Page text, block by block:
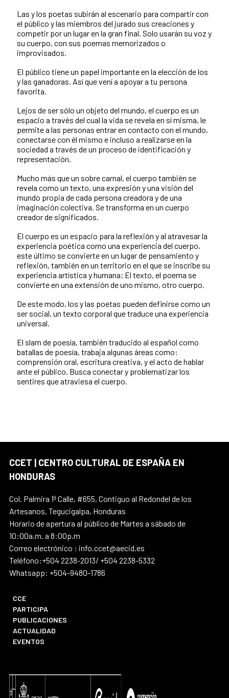
Las y los poetas subirán al escenario para compartir con
el público y las miembros del jurado sus creaciones y
competir por un lugar en la gran final. Solo usarán su voz y
su cuerpo, con sus poemas memorizados o
improvisados.
El público tiene un papel importante en la elección de los
y las ganadoras. Así que vení a apoyar a tu persona
favorita.
Lejos de ser sólo un objeto del mundo, el cuerpo es un
espacio a través del cual la vida se revela en sí misma, le
permite a las personas entrar en contacto con el mundo,
conectarse con él mismo e incluso a realizarse en la
sociedad a través de un proceso de identificación y
representación.
Mucho más que un sobre carnal, el cuerpo también se
revela como un texto, una expresión y una visión del
mundo propia de cada persona creadora y de una
imaginación colectiva. Se transforma en un cuerpo
creador de significados.
El cuerpo es un espacio para la reflexión y al atravesar la
experiencia poética como una experiencia del cuerpo,
este último se convierte en un lugar de pensamiento y
reflexión, también en un territorio en el que se inscribe su
experiencia artística y humana; El texto, el poema se
convierte en una extensión de uno mismo, otro cuerpo.
De este modo, los y las poetas pueden definirse como un
ser social, un texto corporal que traduce una experiencia
universal.
El slam de poesía, también traducido al español como
batallas de poesía, trabaja algunas áreas como:
comprensión oral, escritura creativa, y el acto de hablar
ante el público. Busca conectar y problematizar los
sentires que atraviesa el cuerpo.
CCET | CENTRO CULTURAL DE ESPAÑA EN
HONDURAS
Col. Palmira 1ª Calle, #655, Contiguo al Redondel de los
Artesanos, Tegucigalpa, Honduras
Horario de apertura al público de Martes a sábado de
10:00a.m. a 8:00p.m
Correo electrónico : info.ccet@aecid.es
Teléfono:+504 2238-2013/ +504 2238-5332
Whatsapp: +504-9480-1786
CCE
PARTICIPA
PUBLICACIONES
ACTUALIDAD
EVENTOS